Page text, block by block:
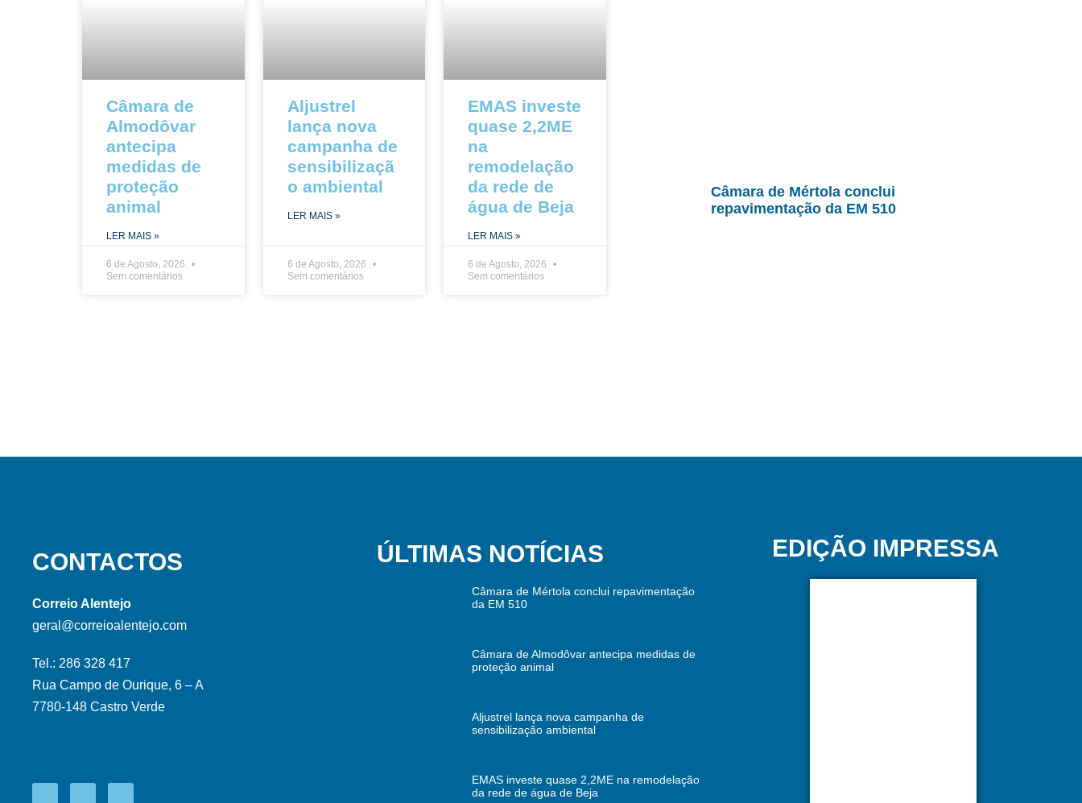
Câmara de
Almodôvar
antecipa
medidas de
proteção
animal
LER MAIS »
6 de Agosto, 2026
Sem comentários
Aljustrel
lança nova
campanha de
sensibilizaçã
o ambiental
LER MAIS »
6 de Agosto, 2026
Sem comentários
EMAS investe
quase 2,2ME
na
remodelação
da rede de
água de Beja
LER MAIS »
6 de Agosto, 2026
Sem comentários
Câmara de Mértola conclui
repavimentação da EM 510
CONTACTOS
Correio Alentejo
geral@correioalentejo.com
Tel.: 286 328 417
Rua Campo de Ourique, 6 – A
7780-148 Castro Verde
ÚLTIMAS NOTÍCIAS
Câmara de Mértola conclui repavimentação
da EM 510
Câmara de Almodôvar antecipa medidas de
proteção animal
Aljustrel lança nova campanha de
sensibilização ambiental
EMAS investe quase 2,2ME na remodelação
da rede de água de Beja
EDIÇÃO IMPRESSA